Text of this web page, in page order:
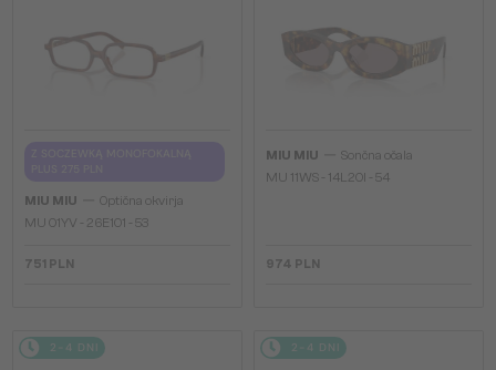
MIU MIU
Optična okvirja
MU 01YV - 26E1O1 - 53
751 PLN
MIU MIU
Sončna očala
MU 11WS - 14L20I - 54
974 PLN
2-4 DNI 2-4 DNI